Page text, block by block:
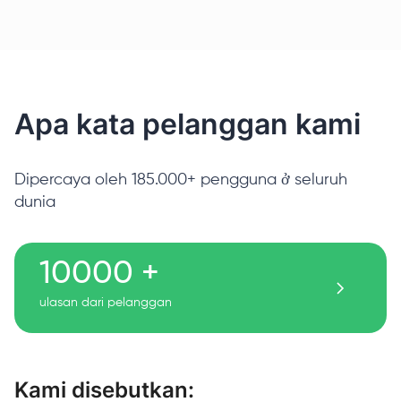
Apa kata pelanggan kami
Dipercaya oleh 185.000+ pengguna ở seluruh
dunia
10000 +
ulasan dari pelanggan
Kami disebutkan: